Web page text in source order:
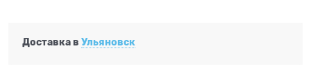
Доставка в Ульяновск